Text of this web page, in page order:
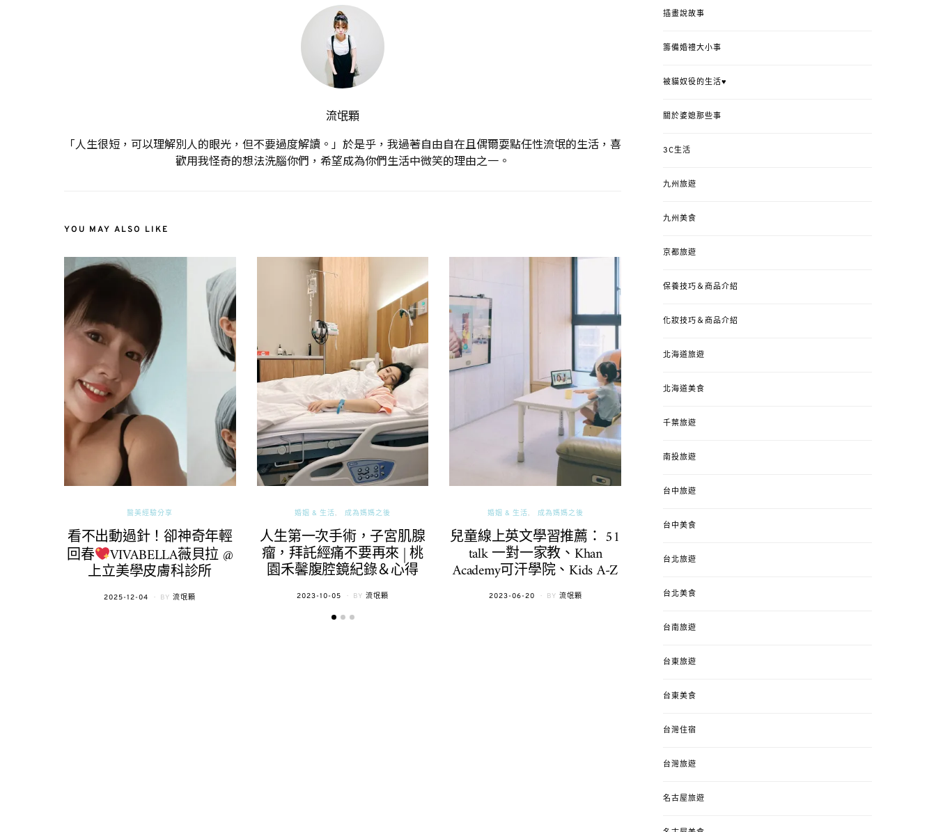
流氓顆
「人生很短，可以理解別人的眼光，但不要過度解讀。」於是乎，我過著自由自在且偶爾耍點任性流氓的生活，喜
歡用我怪奇的想法洗腦你們，希望成為你們生活中微笑的理由之一。
YOU MAY ALSO LIKE
醫美經驗分享
看不出動過針！卻神奇年輕
回春 VIVABELLA薇貝拉 @
上立美學皮膚科診所
POSTED
2025-12-04 BY 流氓顆
婚姻 & 生活 成為媽媽之後
人生第一次手術，子宮肌腺
瘤，拜託經痛不要再來 | 桃
園禾馨腹腔鏡紀錄＆心得
POSTED
2023-10-05 BY 流氓顆
婚姻 & 生活 成為媽媽之後
兒童線上英文學習推薦： 51
talk 一對一家教、Khan
Academy可汗學院、Kids A-Z
POSTED
2023-06-20 BY 流氓顆
錯、認識華德福
ON
插畫說故事
籌備婚禮大小事
被貓奴役的生活♥
關於婆媳那些事
3C生活
九州旅遊
九州美食
京都旅遊
保養技巧＆商品介紹
化妝技巧＆商品介紹
北海道旅遊
北海道美食
千葉旅遊
南投旅遊
台中旅遊
台中美食
台北旅遊
台北美食
台南旅遊
台東旅遊
台東美食
台灣住宿
台灣旅遊
名古屋旅遊